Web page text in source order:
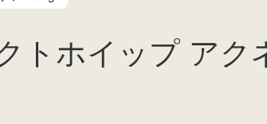
トホイップ アク